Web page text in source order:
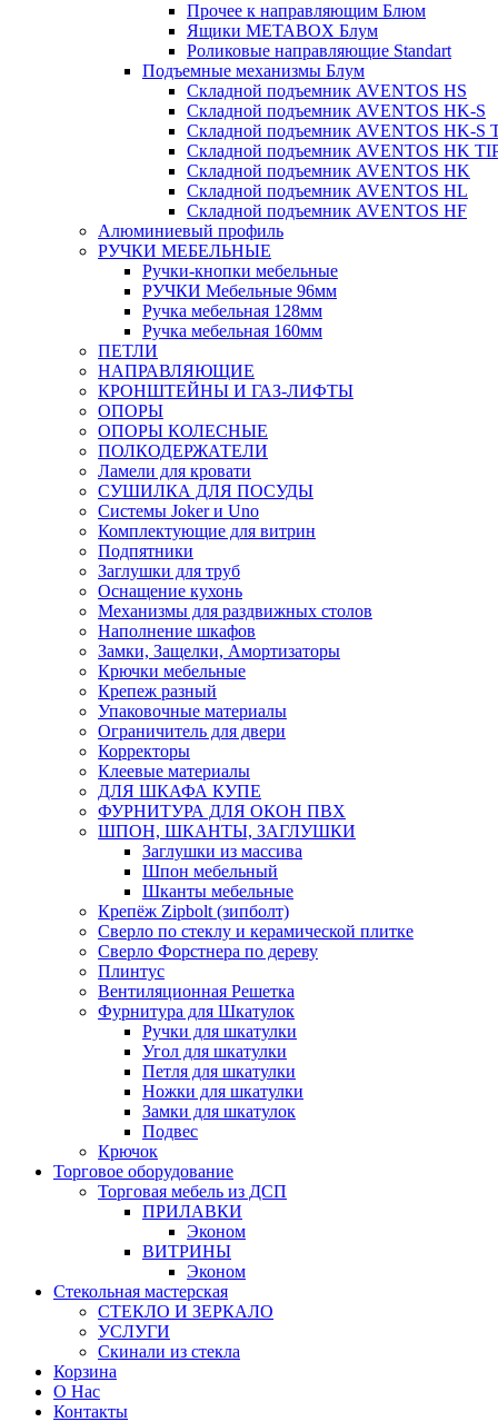
Прочее к направляющим Блюм
Ящики METABOX Блум
Роликовые направляющие Standart
Подъемные механизмы Блум
Складной подъемник AVENTOS HS
Складной подъемник AVENTOS HK-S
Складной подъемник AVENTOS HK-S
Складной подъемник AVENTOS HK
Складной подъемник AVENTOS HK
Складной подъемник AVENTOS HL
Складной подъемник AVENTOS HF
Алюминиевый профиль
РУЧКИ МЕБЕЛЬНЫЕ
Ручки-кнопки мебельные
РУЧКИ Мебельные 96мм
Ручка мебельная 128мм
Ручка мебельная 160мм
ПЕТЛИ
НАПРАВЛЯЮЩИЕ
КРОНШТЕЙНЫ И ГАЗ-ЛИФТЫ
ОПОРЫ
ОПОРЫ КОЛЕСНЫЕ
ПОЛКОДЕРЖАТЕЛИ
Ламели для кровати
СУШИЛКА ДЛЯ ПОСУДЫ
Системы Joker и Uno
Комплектующие для витрин
Подпятники
Заглушки для труб
Оснащение кухонь
Механизмы для раздвижных столов
Наполнение шкафов
Замки, Защелки, Амортизаторы
Крючки мебельные
Крепеж разный
Упаковочные материалы
Ограничитель для двери
Корректоры
Клеевые материалы
ДЛЯ ШКАФА КУПЕ
ФУРНИТУРА ДЛЯ ОКОН ПВХ
ШПОН, ШКАНТЫ, ЗАГЛУШКИ
Заглушки из массива
Шпон мебельный
Шканты мебельные
Крепёж Zipbolt (зипболт)
Сверло по стеклу и керамической плитке
Сверло Форстнера по дереву
Плинтус
Вентиляционная Решетка
Фурнитура для Шкатулок
Ручки для шкатулки
Угол для шкатулки
Петля для шкатулки
Ножки для шкатулки
Замки для шкатулок
Подвес
Крючок
Торговое оборудование
Торговая мебель из ДСП
ПРИЛАВКИ
Эконом
ВИТРИНЫ
Эконом
Стекольная мастерская
СТЕКЛО И ЗЕРКАЛО
УСЛУГИ
Скинали из стекла
Корзина
О Нас
Контакты